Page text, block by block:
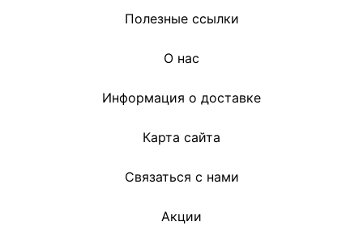
Полезные ссылки
О нас
Информация о доставке
Карта сайта
Связаться с нами
Акции